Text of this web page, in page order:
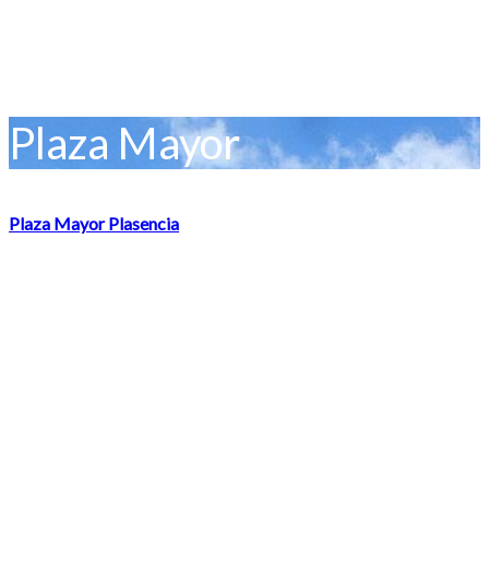
Plaza Mayor
Plaza Mayor Plasencia